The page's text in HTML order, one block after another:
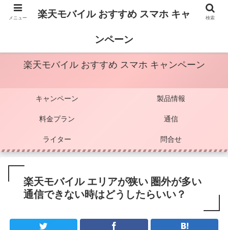
楽天モバイル おすすめ スマホ キャンペーン
キャンペーン 製品情報
料金プラン 通信
ライター 問合せ
楽天モバイル エリアが狭い 圏外が多い
通信できない時はどうしたらいい？
メニュー 楽天モバイル おすすめ スマホ キャ
ンペーン
検索